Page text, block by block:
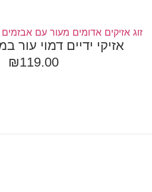
אזיקי ידיים דמוי עור
₪119.00